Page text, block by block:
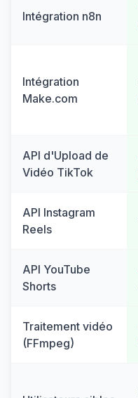
Intégration n8n
Intégration
Make.com
API d'Upload de
Vidéo TikTok
API Instagram
Reels
API YouTube
Shorts
Traitement vidéo
(FFmpeg)